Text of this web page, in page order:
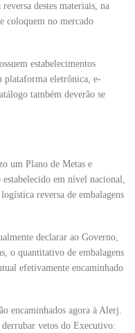
destes materiais, na
coloquem no mercado
estabelecimentos
plataforma eletrônica, e-
também deverão se
um Plano de Metas e
em nível nacional,
reversa de embalagens
declarar ao Governo,
o quantitativo de embalagens
efetivamente encaminhado
encaminhados agora à Alerj.
derrubar vetos do Executivo: